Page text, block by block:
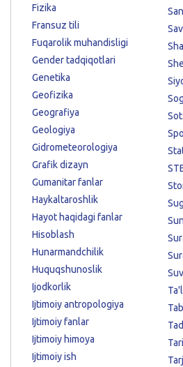
Fizika
Fransuz tili
Fuqarolik muhandisligi
Gender tadqiqotlari
Genetika
Geofizika
Geografiya
Geologiya
Gidrometeorologiya
Grafik dizayn
Gumanitar fanlar
Haykaltaroshlik
Hayot haqidagi fanlar
Hisoblash
Hunarmandchilik
Huquqshunoslik
Ijodkorlik
Ijtimoiy antropologiya
Ijtimoiy fanlar
Ijtimoiy himoya
Ijtimoiy ish